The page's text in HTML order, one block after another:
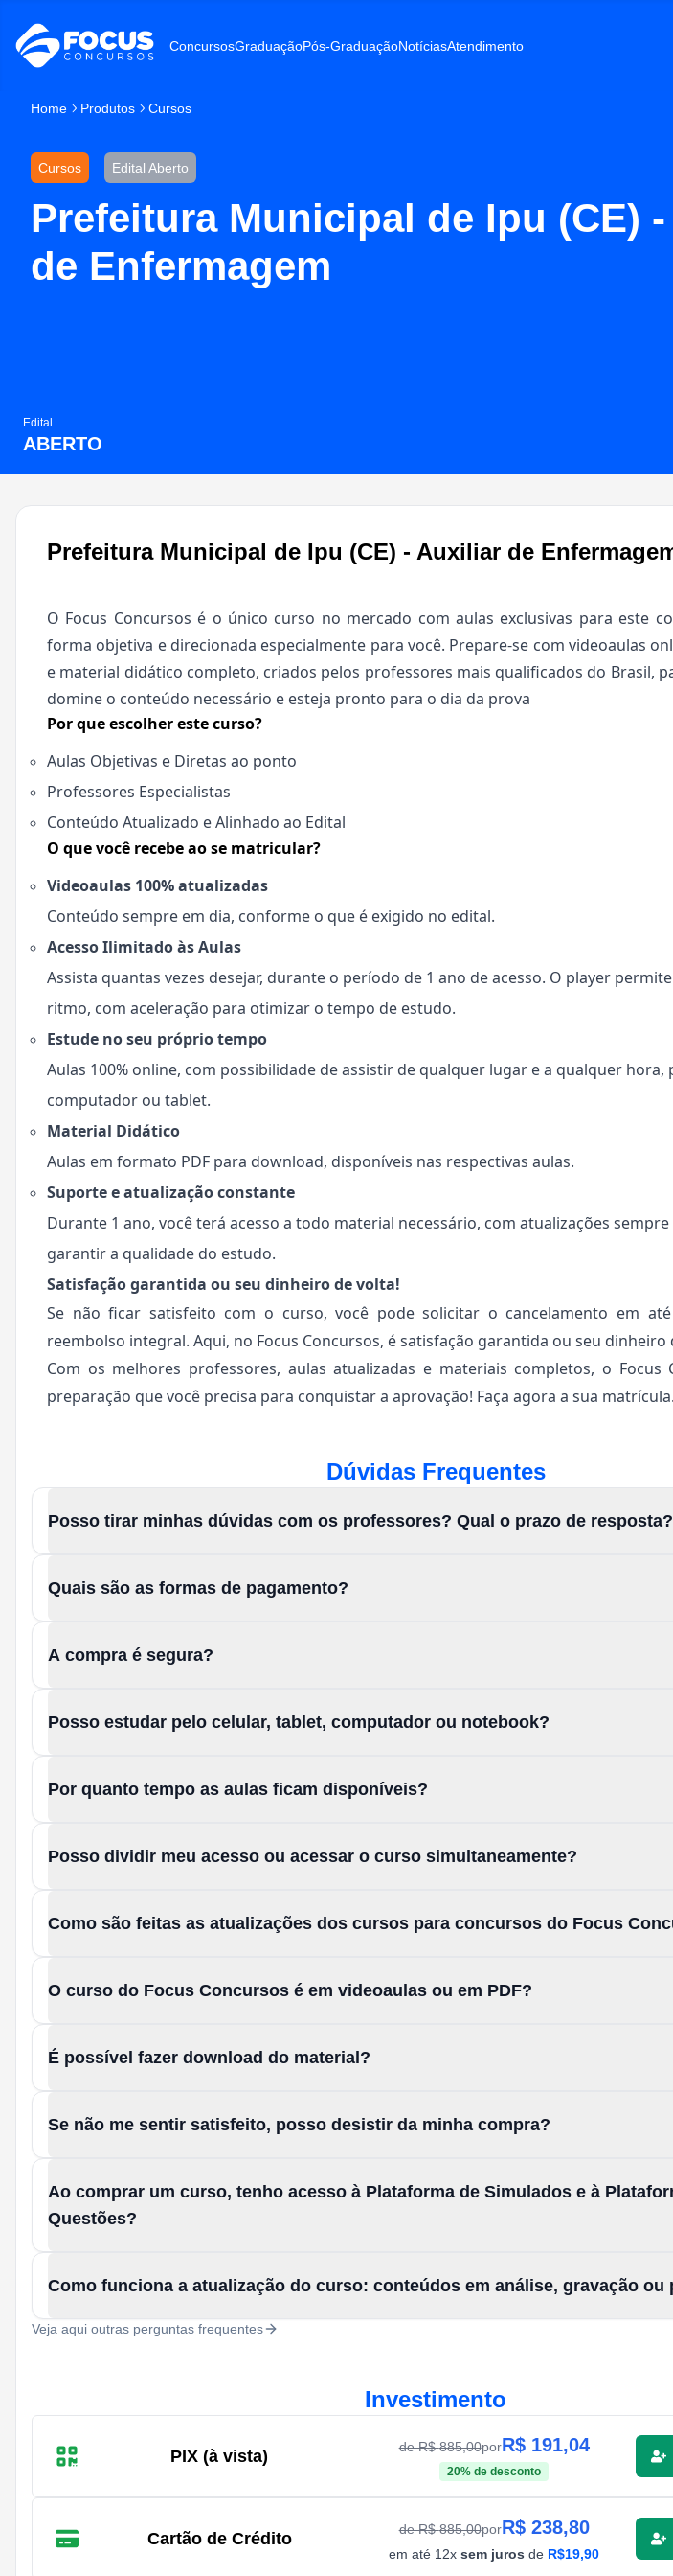
ConcursosGraduaçãoPós-GraduaçãoNotíciasAtendimento
Home Produtos Cursos
Cursos Edital Aberto
Prefeitura Municipal de Ipu (CE)
de Enfermagem
Edital
ABERTO
Prefeitura Municipal de Ipu (CE) - Auxiliar de
O Focus Concursos é o único curso no mercado com aulas exclusivas para este
forma objetiva e direcionada especialmente para você. Prepare-se com videoaulas
e material didático completo, criados pelos professores mais qualificados do Brasil,
domine o conteúdo necessário e esteja pronto para o dia da prova
Por que escolher este curso?
Aulas Objetivas e Diretas ao ponto
Professores Especialistas
Conteúdo Atualizado e Alinhado ao Edital
O que você recebe ao se matricular?
Videoaulas 100% atualizadas
Conteúdo sempre em dia, conforme o que é exigido no edital.
Acesso Ilimitado às Aulas
Assista quantas vezes desejar, durante o período de 1 ano de acesso. O player
ritmo, com aceleração para otimizar o tempo de estudo.
Estude no seu próprio tempo
Aulas 100% online, com possibilidade de assistir de qualquer lugar e a qualquer hora,
computador ou tablet.
Material Didático
Aulas em formato PDF para download, disponíveis nas respectivas aulas.
Suporte e atualização constante
Durante 1 ano, você terá acesso a todo material necessário, com atualizações
garantir a qualidade do estudo.
Satisfação garantida ou seu dinheiro de volta!
Se não ficar satisfeito com o curso, você pode solicitar o cancelamento em
reembolso integral. Aqui, no Focus Concursos, é satisfação garantida ou seu dinheiro
Com os melhores professores, aulas atualizadas e materiais completos, o Focus
preparação que você precisa para conquistar a aprovação! Faça agora a sua matrícula.
Dúvidas Frequentes
Posso tirar minhas dúvidas com os professores? Qual o prazo de resposta?
Quais são as formas de pagamento?
A compra é segura?
Posso estudar pelo celular, tablet, computador ou notebook?
Por quanto tempo as aulas ficam disponíveis?
Posso dividir meu acesso ou acessar o curso simultaneamente?
Como são feitas as atualizações dos cursos para concursos do Focus
O curso do Focus Concursos é em videoaulas ou em PDF?
É possível fazer download do material?
Se não me sentir satisfeito, posso desistir da minha compra?
Ao comprar um curso, tenho acesso à Plataforma de Simulados e à
Questões?
Como funciona a atualização do curso: conteúdos em análise, gravação ou
Veja aqui outras perguntas frequentes
Investimento
PIX (à vista) de R$885,00porR$ 191,04
20% de desconto
Cartão de Crédito de R$885,00porR$ 238,80
em até 12xsem juros de R$19,90